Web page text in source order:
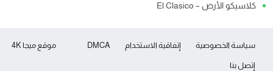
كلاسيكو الأرض – El Clasico
موقع ميجا 4K سياسة الخصوصية إتفاقية الاستخدام DMCA
إتصل بنا